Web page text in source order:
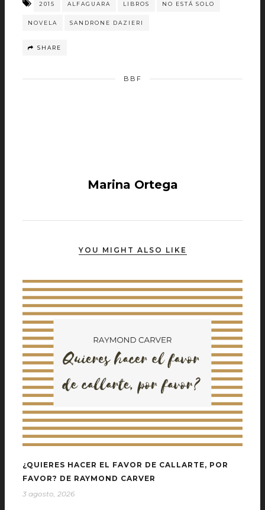
2015 ALFAGUARA LIBROS NO ESTÁ SOLO
NOVELA SANDRONE DAZIERI
SHARE
BBF
Marina Ortega
YOU MIGHT ALSO LIKE
¿QUIERES HACER EL FAVOR DE CALLARTE, POR
FAVOR? DE RAYMOND CARVER
3 agosto, 2026